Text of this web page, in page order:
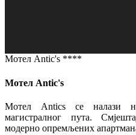
Мотел Antic's ****
Мотел Antic's
Мотел Antics се налази
магистралног пута.
модерно опремљених